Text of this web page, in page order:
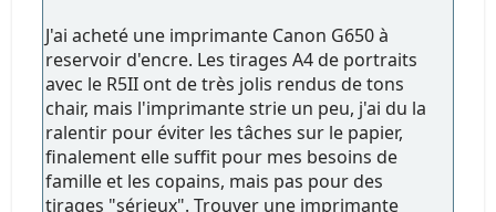
J'ai acheté une imprimante Canon G650 à
reservoir d'encre. Les tirages A4 de portraits
avec le R5II ont de très jolis rendus de tons
chair, mais l'imprimante strie un peu, j'ai du la
ralentir pour éviter les tâches sur le papier,
finalement elle suffit pour mes besoins de
famille et les copains, mais pas pour des
tirages "sérieux". Trouver une imprimante